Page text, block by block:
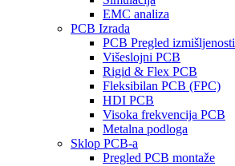
EMC analiza
PCB Izrada
PCB Pregled izmišljenosti
Višeslojni PCB
Rigid & Flex PCB
Fleksibilan PCB (FPC)
HDI PCB
Visoka frekvencija PCB
Metalna podloga
Sklop PCB-a
Pregled PCB montaže